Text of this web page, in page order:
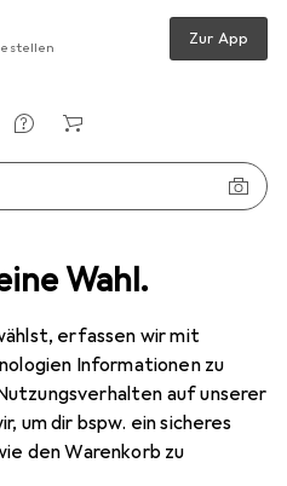
Wahl.
erfassen wir mit
Informationen zu
auf unserer
um dir bspw. ein sicheres
den Warenkorb zu
Zur App
Displayschutzfolie Crystalclear
Crystalclear